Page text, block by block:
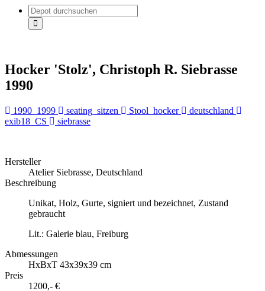
Hocker 'Stolz', Christoph R. Siebrasse
1990
1990_1999 seating_sitzen Stool_hocker
deutschland
exib18_CS
siebrasse
Hersteller
Atelier Siebrasse, Deutschland
Beschreibung
Unikat, Holz, Gurte, signiert und bezeichnet, Zustand
gebraucht
Lit.: Galerie blau, Freiburg
Abmessungen
HxBxT 43x39x39 cm
Preis
1200,- €